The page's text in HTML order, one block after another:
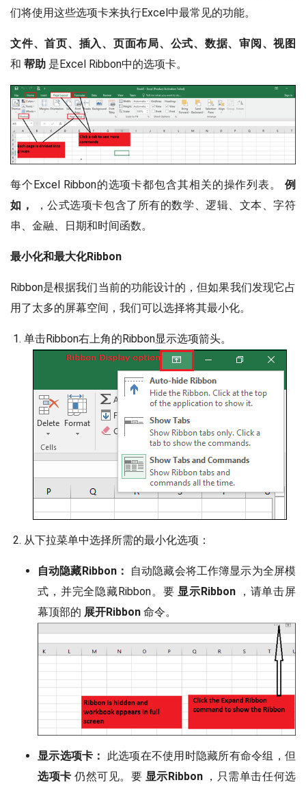
们将使用这些选项卡来执行Excel中最常见的功能。
文件、首页、插入、页面布局、公式、数据、审阅、视图
和 帮助 是Excel Ribbon中的选项卡。
每个Excel Ribbon的选项卡都包含其相关的操作列表。 例
如，
，公式选项卡包含了所有的数学、逻辑、文本、字符
串、金融、日期和时间函数。
最小化和最大化Ribbon
Ribbon是根据我们当前的功能设计的，但如果我们发现它占
用了太多的屏幕空间，我们可以选择将其最小化。
单击Ribbon右上角的Ribbon显示选项箭头。
从下拉菜单中选择所需的最小化选项：
自动隐藏Ribbon：
自动隐藏会将工作簿显示为全屏模
式，并完全隐藏Ribbon。要显示Ribbon，请单击屏
幕顶部的 展开Ribbon 命令。
显示选项卡：
此选项在不使用时隐藏所有命令组，但
选项卡 仍然可见。要 显示Ribbon，只需单击任何选